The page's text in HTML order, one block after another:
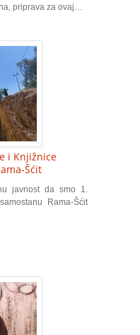
priprava za ovaj…
i Knjižnice
Šćit
javnost da smo 1.
Rama-Šćit